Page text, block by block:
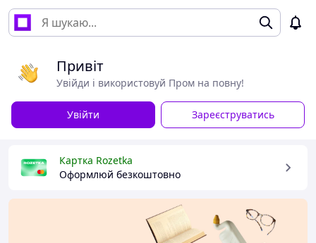
Привіт
Увійди і використовуй Пром на повну!
Увійти Зареєструватись
Картка Rozetka
Оформлюй безкоштовно